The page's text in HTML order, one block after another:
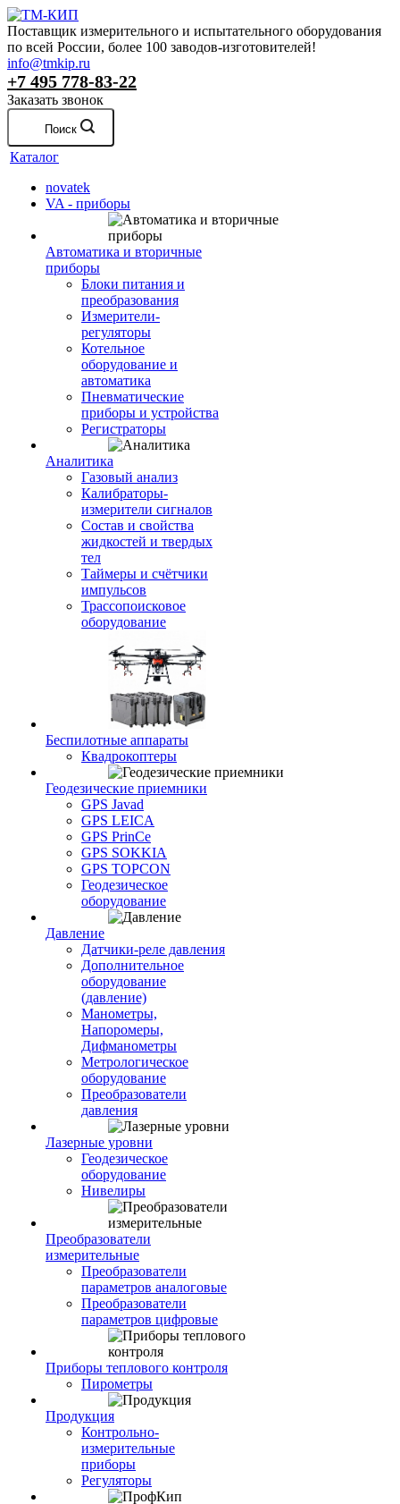
Поставщик измерительного и испытательного оборудования
по всей России, более 100 заводов-изготовителей!
info@tmkip.ru
+7 495 778-83-22
Заказать звонок
Поиск
Каталог
novatek
VA - приборы
Автоматика и вторичные
приборы
Блоки питания и
преобразования
Измерители-
регуляторы
Котельное
оборудование и
автоматика
Пневматические
приборы и устройства
Регистраторы
Аналитика
Газовый анализ
Калибраторы-
измерители сигналов
Состав и свойства
жидкостей и твердых
тел
Таймеры и счётчики
импульсов
Трассопоисковое
оборудование
Беспилотные аппараты
Квадрокоптеры
Геодезические приемники
GPS Javad
GPS LEICA
GPS PrinCe
GPS SOKKIA
GPS TOPCON
Геодезическое
оборудование
Давление
Датчики-реле давления
Дополнительное
оборудование
(давление)
Манометры,
Напоромеры,
Дифманометры
Метрологическое
оборудование
Преобразователи
давления
Лазерные уровни
Геодезическое
оборудование
Нивелиры
Преобразователи
измерительные
Преобразователи
параметров аналоговые
Преобразователи
параметров цифровые
Приборы теплового контроля
Пирометры
Продукция
Контрольно-
измерительные
приборы
Регуляторы